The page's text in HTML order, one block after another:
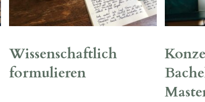
Wissenschaftlich
formulieren